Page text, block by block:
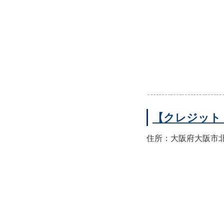
【クレジッ
住所：大阪府大阪市